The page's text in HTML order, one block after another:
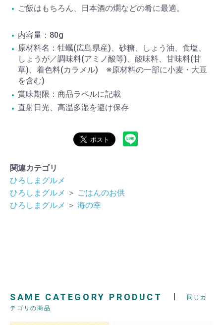
ご飯はもちろん、日本酒の燗などの肴に最適。
内容量：80g
原材料名：牡蠣(広島県産)、砂糖、しょう油、食塩、
しょうが／調味料(アミノ酸等)、酸味料、甘味料(甘
草)、着色料(カラメル) ※原材料の一部に小麦・大豆
を含む)
賞味期限：商品ラベルに記載
直射日光、高温多湿を避け保存
関連カテゴリ
ひろしまグルメ
ひろしまグルメ ＞ ごはんのお供
ひろしまグルメ ＞ 海の幸
SAME CATEGORY PRODUCT
同じカ
テゴリの商品